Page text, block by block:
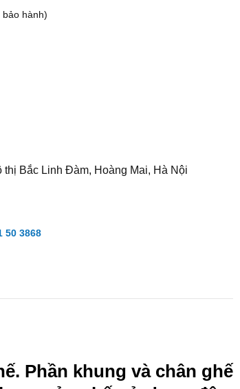
hành)
Bắc Linh Đàm, Hoàng Mai, Hà Nội
50 3868
Phần khung và chân ghế